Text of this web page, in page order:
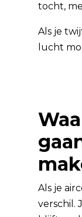
tocht,
Als je
lucht
Als je
verschil.